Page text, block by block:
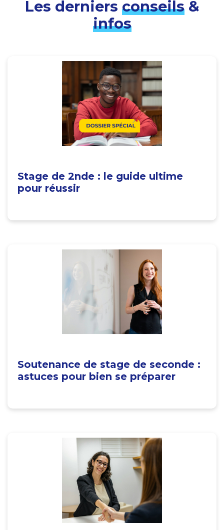
Les derniers conseils&
infos
Stage de 2nde : le guide ultime
pour réussir
Soutenance de stage de seconde :
astuces pour bien se préparer